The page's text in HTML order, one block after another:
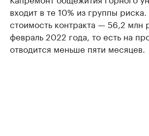
входит в те 10% из группы риска.
стоимость контракта — 56,2 млн
февраль 2022 года, то есть на
отводится меньше пяти месяцев.